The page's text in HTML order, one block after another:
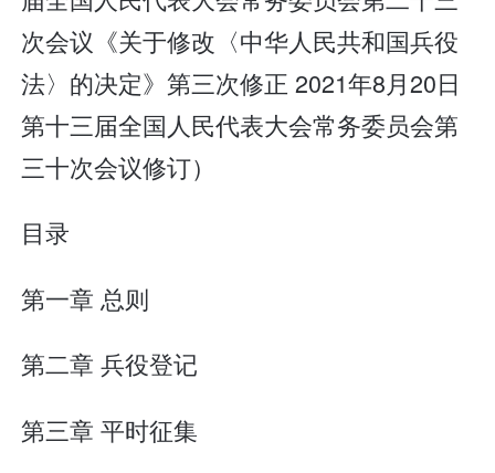
次会议《关于修改〈中华人民共和国兵役
法〉的决定》第三次修正 2021年8月20日
第十三届全国人民代表大会常务委员会第
三十次会议修订）
目录
第一章 总则
第二章 兵役登记
第三章 平时征集